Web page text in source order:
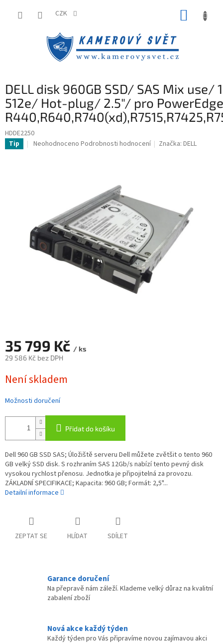
CZK
DELL disk 960GB SSD/ SAS Mix use/
512e/ Hot-plug/ 2.5"/ pro PowerEdge
HDDE2250
Tip
Průměrné
hvězdiček.
Neohodnoceno Podrobnosti hodnocení Značka:DELL
35 799 Kč / ks
29 586 Kč bez DPH
cena:
Není skladem
Možnosti doručení
Přidat do košíku
Dell 960 GB SSD SAS; Úložiště serveru Dell můžete zvětšit o tento 960
GB velký SSD disk. S rozhraním SAS 12Gb/s nabízí tento pevný disk
vysokou rychlost přenosu. Jednotka je připojitelná za provozu.
ZÁKLADNÍ SPECIFIKACE; Kapacita: 960 GB; Formát: 2,5"...
Detailní informace
ZEPTAT SE HLÍDAT SDÍLET
Garance doručení
Na přepravě nám záleží. Klademe velký důraz na kvalitní
zabalení zboží
Nová akce každý týden
Každý týden pro Vás připravíme novou zajímavou akci